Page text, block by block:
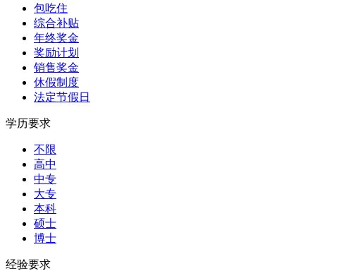
包吃住
综合补贴
年终奖金
奖励计划
销售奖金
休假制度
法定节假日
学历要求
不限
高中
中专
大专
本科
硕士
博士
经验要求